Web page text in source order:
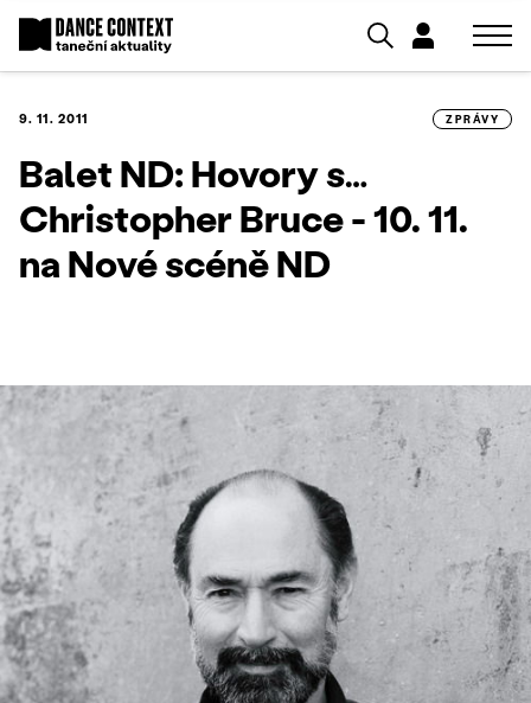
9. 11. 2011 ZPRÁVY
Balet ND: Hovory s…
Christopher Bruce - 10. 11.
na Nové scéně ND